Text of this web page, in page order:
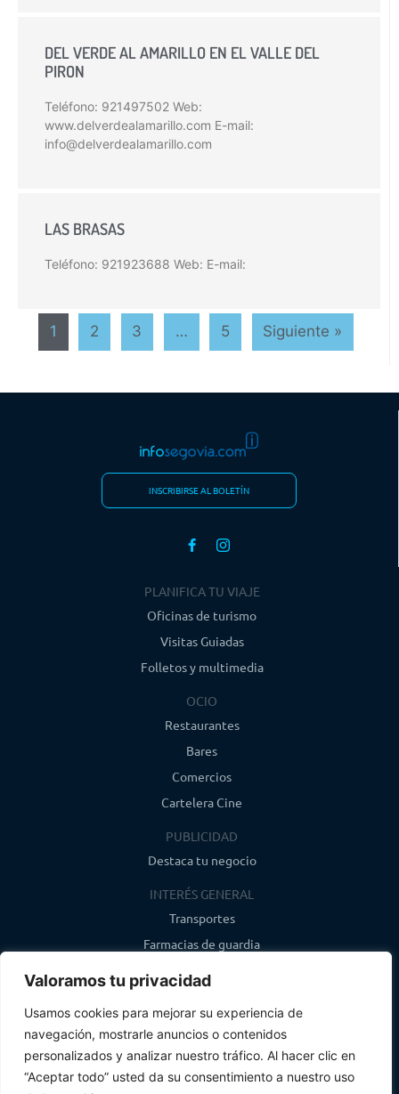
Valoramos tu privacidad
Usamos cookies para mejorar su experiencia de
navegación, mostrarle anuncios o contenidos
personalizados y analizar nuestro tráfico. Al hacer clic en
“Aceptar todo” usted da su consentimiento a nuestro uso
DEL VERDE AL AMARILLO EN EL VALLE DEL
PIRON
Teléfono: 921497502 Web:
www.delverdealamarillo.com E-mail:
info@delverdealamarillo.com
LAS BRASAS
Teléfono: 921923688 Web: E-mail:
1 2 3 … 5 Siguiente »
INSCRIBIRSE AL BOLETÍN
PLANIFICA TU VIAJE
Oficinas de turismo
Visitas Guiadas
Folletos y multimedia
OCIO
Restaurantes
Bares
Comercios
Cartelera Cine
PUBLICIDAD
Destaca tu negocio
INTERÉS GENERAL
Transportes
Farmacias de guardia
CONTACTO
info@infosegovia.com